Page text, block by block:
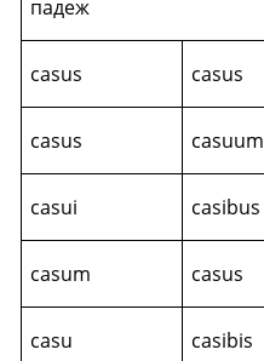
падеж
casus casus
casus casuum
casui casibus
casum casus
casu casibis